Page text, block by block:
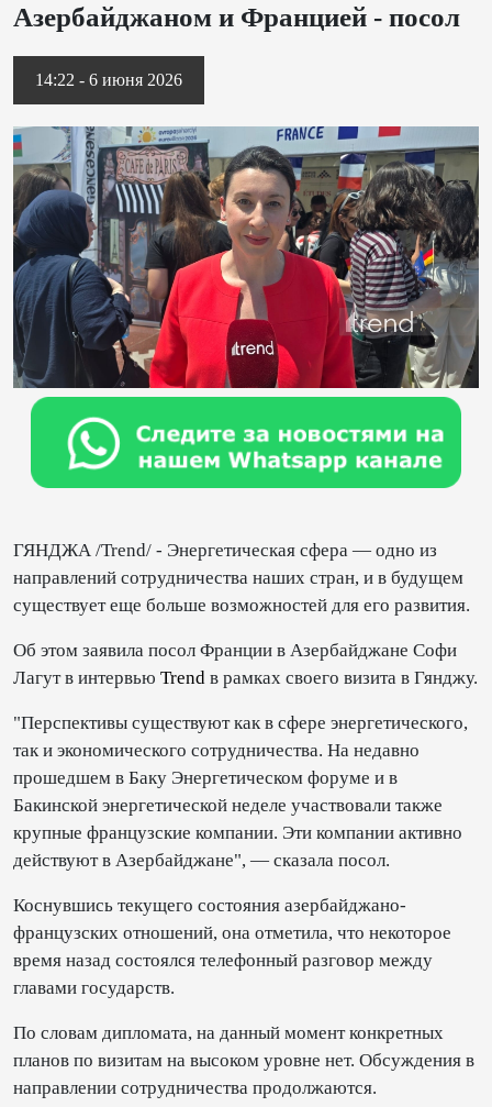
Азербайджаном и Францией - посол
14:22 - 6 июня 2026
ГЯНДЖА /Trend/ - Энергетическая сфера — одно из
направлений сотрудничества наших стран, и в будущем
существует еще больше возможностей для его развития.
Об этом заявила посол Франции в Азербайджане Софи
Лагут в интервью Trend в рамках своего визита в Гянджу.
"Перспективы существуют как в сфере энергетического,
так и экономического сотрудничества. На недавно
прошедшем в Баку Энергетическом форуме и в
Бакинской энергетической неделе участвовали также
крупные французские компании. Эти компании активно
действуют в Азербайджане", — сказала посол.
Коснувшись текущего состояния азербайджано-
французских отношений, она отметила, что некоторое
время назад состоялся телефонный разговор между
главами государств.
По словам дипломата, на данный момент конкретных
планов по визитам на высоком уровне нет. Обсуждения в
направлении сотрудничества продолжаются.